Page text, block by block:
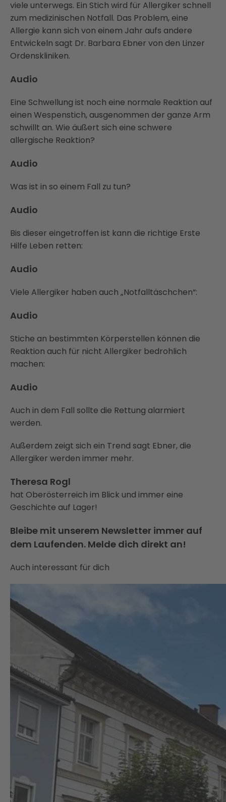
viele unterwegs. Ein Stich wird für Allergiker schnell
zum medizinischen Notfall. Das Problem, eine
Allergie kann sich von einem Jahr aufs andere
Entwickeln sagt Dr. Barbara Ebner von den Linzer
Ordenskliniken.
Audio
Eine Schwellung ist noch eine normale Reaktion auf
einen Wespenstich, ausgenommen der ganze Arm
schwillt an. Wie äußert sich eine schwere
allergische Reaktion?
Audio
Was ist in so einem Fall zu tun?
Audio
Bis dieser eingetroffen ist kann die richtige Erste
Hilfe Leben retten:
Audio
Viele Allergiker haben auch „Notfalltäschchen“:
Audio
Stiche an bestimmten Körperstellen können die
Reaktion auch für nicht Allergiker bedrohlich
machen:
Audio
Auch in dem Fall sollte die Rettung alarmiert
werden.
Außerdem zeigt sich ein Trend sagt Ebner, die
Allergiker werden immer mehr.
Theresa Rogl
hat Oberösterreich im Blick und immer eine
Geschichte auf Lager!
Bleibe mit unserem Newsletter immer auf
dem Laufenden. Melde dich direkt an!
Auch interessant für dich